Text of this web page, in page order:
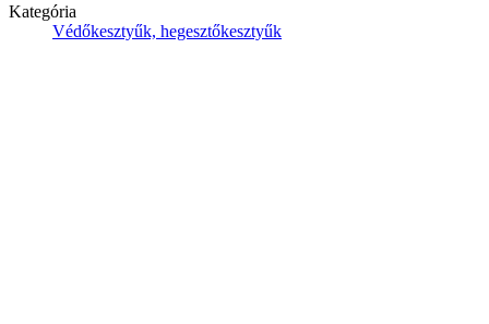
Kategória
Védőkesztyűk, hegesztőkesztyűk